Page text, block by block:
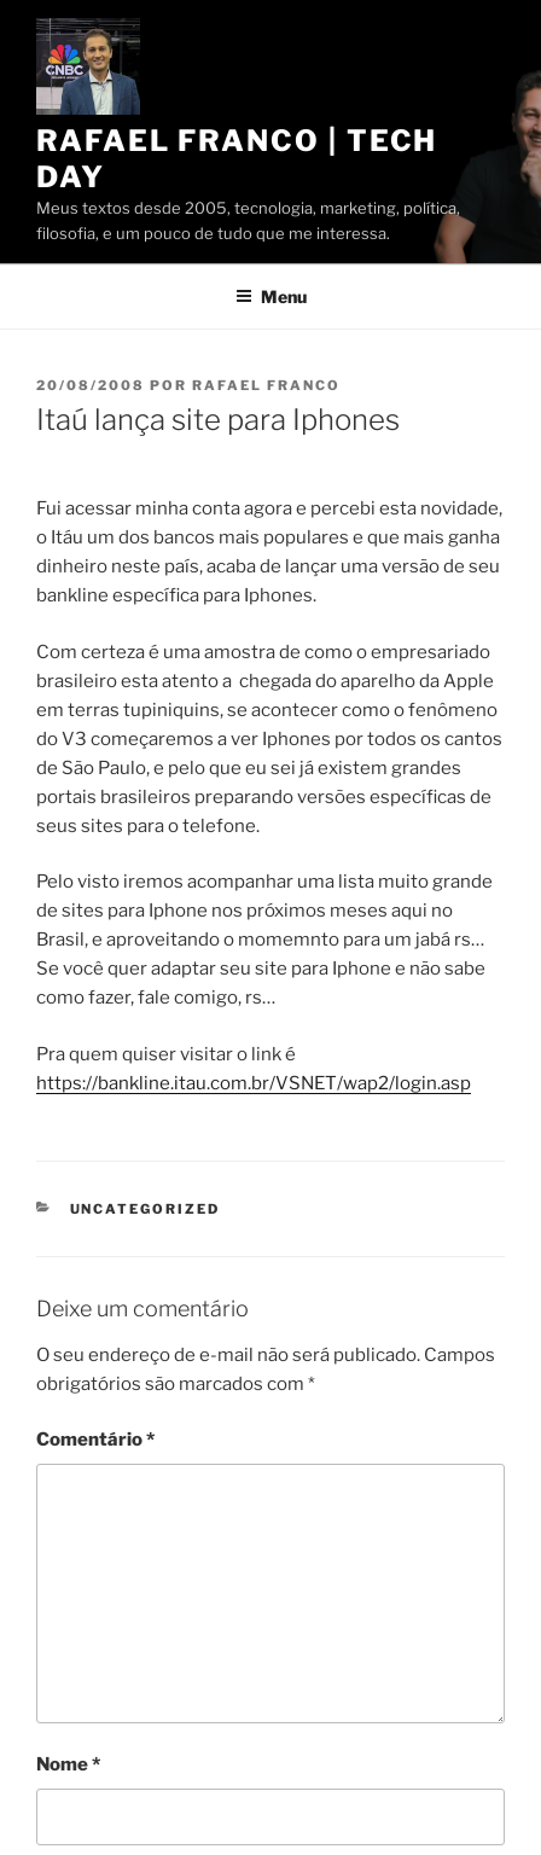
Pular
conteúdo
RAFAEL FRANCO | TECH
DAY
Meus textos desde 2005, tecnologia, marketing, política,
filosofia, e um pouco de tudo que me interessa.
Menu
PUBLICADO
EM
20/08/2008 POR RAFAEL FRANCO
Itaú lança site para Iphones
Fui acessar minha conta agora e percebi esta novidade,
o Itáu um dos bancos mais populares e que mais ganha
dinheiro neste país, acaba de lançar uma versão de seu
bankline específica para Iphones.
Com certeza é uma amostra de como o empresariado
brasileiro esta atento a chegada do aparelho da Apple
em terras tupiniquins, se acontecer como o fenômeno
do V3 começaremos a ver Iphones por todos os cantos
de São Paulo, e pelo que eu sei já existem grandes
portais brasileiros preparando versões específicas de
seus sites para o telefone.
Pelo visto iremos acompanhar uma lista muito grande
de sites para Iphone nos próximos meses aqui no
Brasil, e aproveitando o momemnto para um jabá rs…
Se você quer adaptar seu site para Iphone e não sabe
como fazer, fale comigo, rs…
Pra quem quiser visitar o link é
https://bankline.itau.com.br/VSNET/wap2/login.asp
CATEGORIAS
UNCATEGORIZED
Deixe um comentário
O seu endereço de e-mail não será publicado. Campos
obrigatórios são marcados com *
Comentário*
Nome*